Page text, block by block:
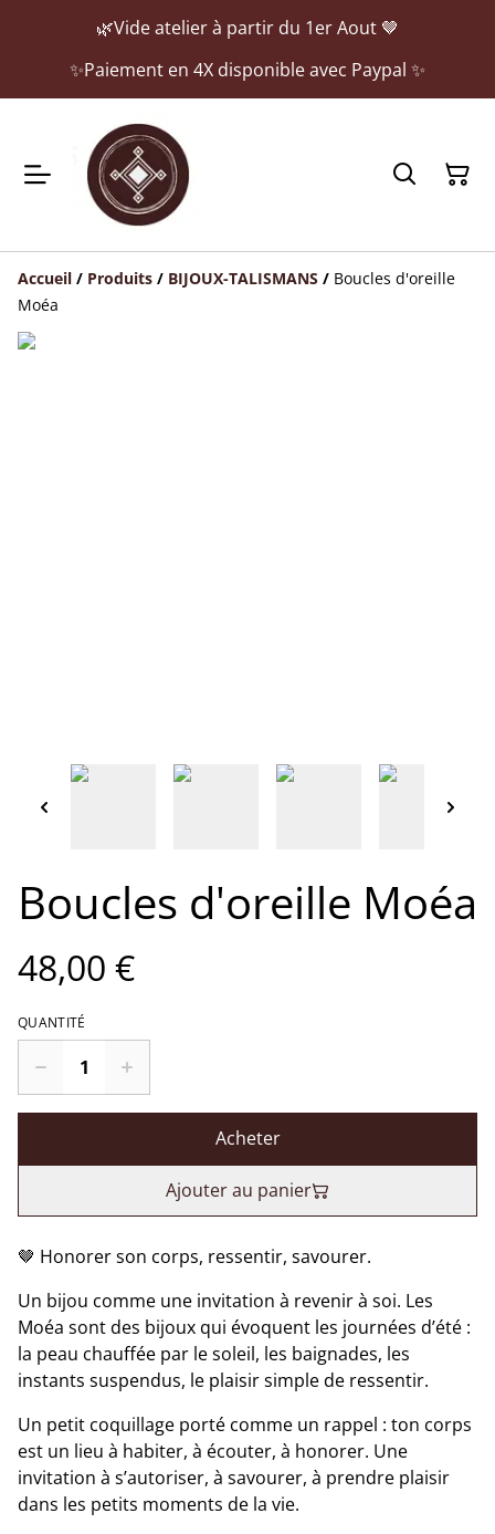
🌿Vide atelier à partir du 1er Aout 🤎
✨Paiement en 4X disponible avec Paypal ✨
Accueil / Produits / BIJOUX-TALISMANS / Boucles d'oreille
Moéa
Boucles d'oreille Moéa
48,00 €
QUANTITÉ
Acheter
Ajouter au panier
🤎 Honorer son corps, ressentir, savourer.
Un bijou comme une invitation à revenir à soi. Les
Moéa sont des bijoux qui évoquent les journées d’été :
la peau chauffée par le soleil, les baignades, les
instants suspendus, le plaisir simple de ressentir.
Un petit coquillage porté comme un rappel : ton corps
est un lieu à habiter, à écouter, à honorer. Une
invitation à s’autoriser, à savourer, à prendre plaisir
dans les petits moments de la vie.